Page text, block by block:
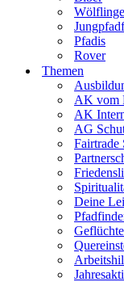
Wölflinge
Pfadis
Rover
Themen
AK vom
AK
AG
Fairtrade
Deine